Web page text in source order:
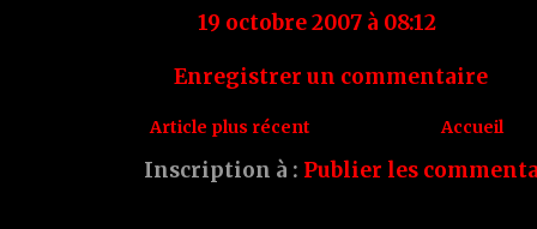
19 octobre 2007 à 08:12
Enregistrer un commentaire
Article plus récent Accueil
Inscription à : Publier les